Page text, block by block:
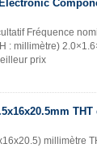
Fréquence
: millimètre)
prix
millimètre